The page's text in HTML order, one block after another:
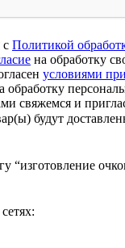
с Политикой
на обработку
условиями
обработку
свяжемся и
будут
“изготовление